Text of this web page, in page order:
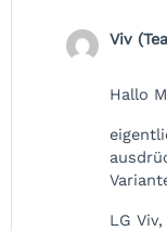
Viv
Hallo
LG Viv,